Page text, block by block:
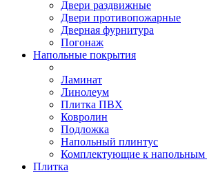
Двери раздвижные
Двери противопожарные
Дверная фурнитура
Погонаж
Напольные покрытия
Ламинат
Линолеум
Плитка ПВХ
Ковролин
Подложка
Напольный плинтус
Комплектующие к
Плитка